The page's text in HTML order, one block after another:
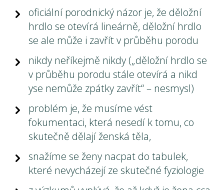
oficiální porodnický názor je, že děložní
hrdlo se otevírá lineárně, děložní hrdlo
se ale může i zavřít v průběhu porodu
nikdy neříkejmě nikdy („děložní hrdlo se
v průběhu porodu stále otevírá a nikd
yse nemůže zpátky zavřít“ – nesmysl)
problém je, že musíme vést
fokumentaci, která nesedí k tomu, co
skutečně dělají ženská těla,
snažíme se ženy nacpat do tabulek,
které nevycházejí ze skutečné fyziologie